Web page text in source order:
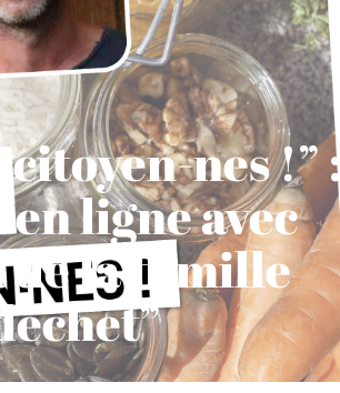
nes !” :
ligne avec
de la famille